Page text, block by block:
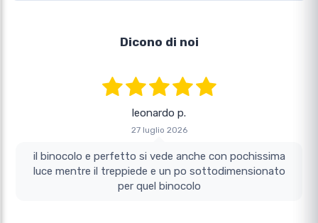
Dicono di noi
leonardo p.
27 luglio 2026
il binocolo e perfetto si vede anche con pochissima
luce mentre il treppiede e un po sottodimensionato
per quel binocolo